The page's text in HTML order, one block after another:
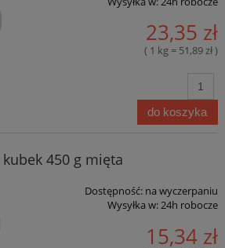
23,35 zł
( 1 kg = 51,89 zł )
do koszyka
450 g mięta
Dostępność: na wyczerpaniu
Wysyłka w:24h robocze
15,34 zł